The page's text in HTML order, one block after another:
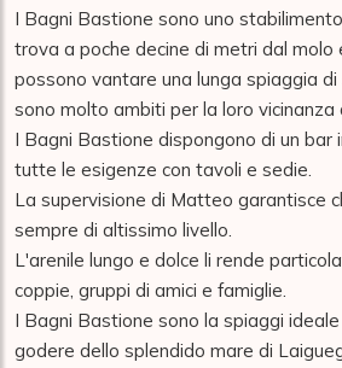
I Bagni Bastione sono uno
trova a poche decine di metri dal molo
possono vantare una lunga spiaggia
sono molto ambiti per la loro vicinanza
I Bagni Bastione dispongono di un bar
tutte le esigenze con tavoli e sedie.
La supervisione di Matteo garantisce
sempre di altissimo livello.
L'arenile lungo e dolce li rende
coppie, gruppi di amici e famiglie.
I Bagni Bastione sono la spiaggi
godere dello splendido mare di